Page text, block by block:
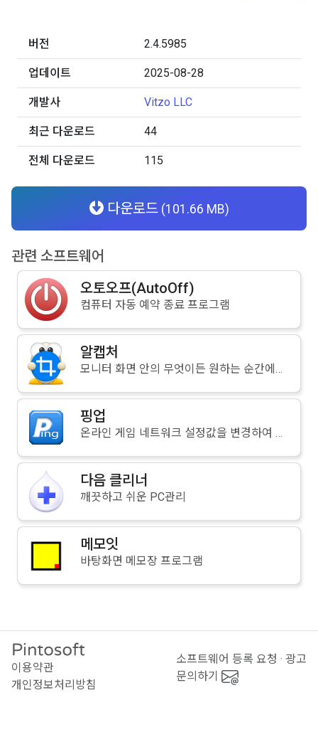
버전 2.4.5985
업데이트 2025-08-28
개발사 Vitzo LLC
최근 다운로드 44
전체 다운로드 115
다운로드(101.66 MB)
관련 소프트웨어
오토오프(AutoOff)
컴퓨터 자동 예약 종료 프로그램
알캡처
모니터 화면 안의 무엇이든 원하는 순간에 캡처해주는 화면 캡쳐 프로그램
핑업
온라인 게임 네트워크 설정값을 변경하여 컴퓨터 반응속도를 향상시켜주는 프로그램
다음 클리너
깨끗하고 쉬운 PC관리
메모잇
바탕화면 메모장 프로그램
이용약관
개인정보처리방침
소프트웨어 등록 요청 · 광고
문의하기